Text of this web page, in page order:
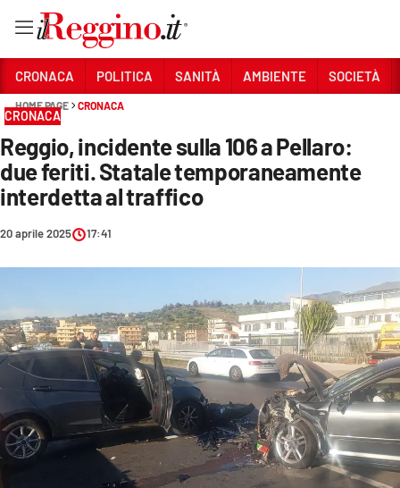
Sezioni
CRONACA
POLITICA
SANITÀ
AMBIENTE
CULTURA
ECONOMIA E LAVORO
EVENTI
SPORT
CRONACA POLITICA SANITÀ AMBIENTE SOCIETÀ
HOME PAGE CRONACA
CRONACA
Reggio, incidente sulla 106 a Pellaro:
due feriti. Statale temporaneamente
interdetta al traffico
20 aprile 2025 17:41